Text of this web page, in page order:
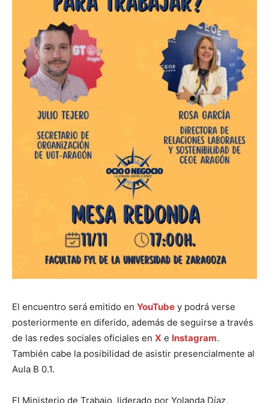
El encuentro será emitido en YouTube y podrá verse
posteriormente en diferido, además de seguirse a través
de las redes sociales oficiales en X e Instagram.
También cabe la posibilidad de asistir presencialmente al
Aula B 0.1.
El Ministerio de Trabajo, liderado por Yolanda Díaz,